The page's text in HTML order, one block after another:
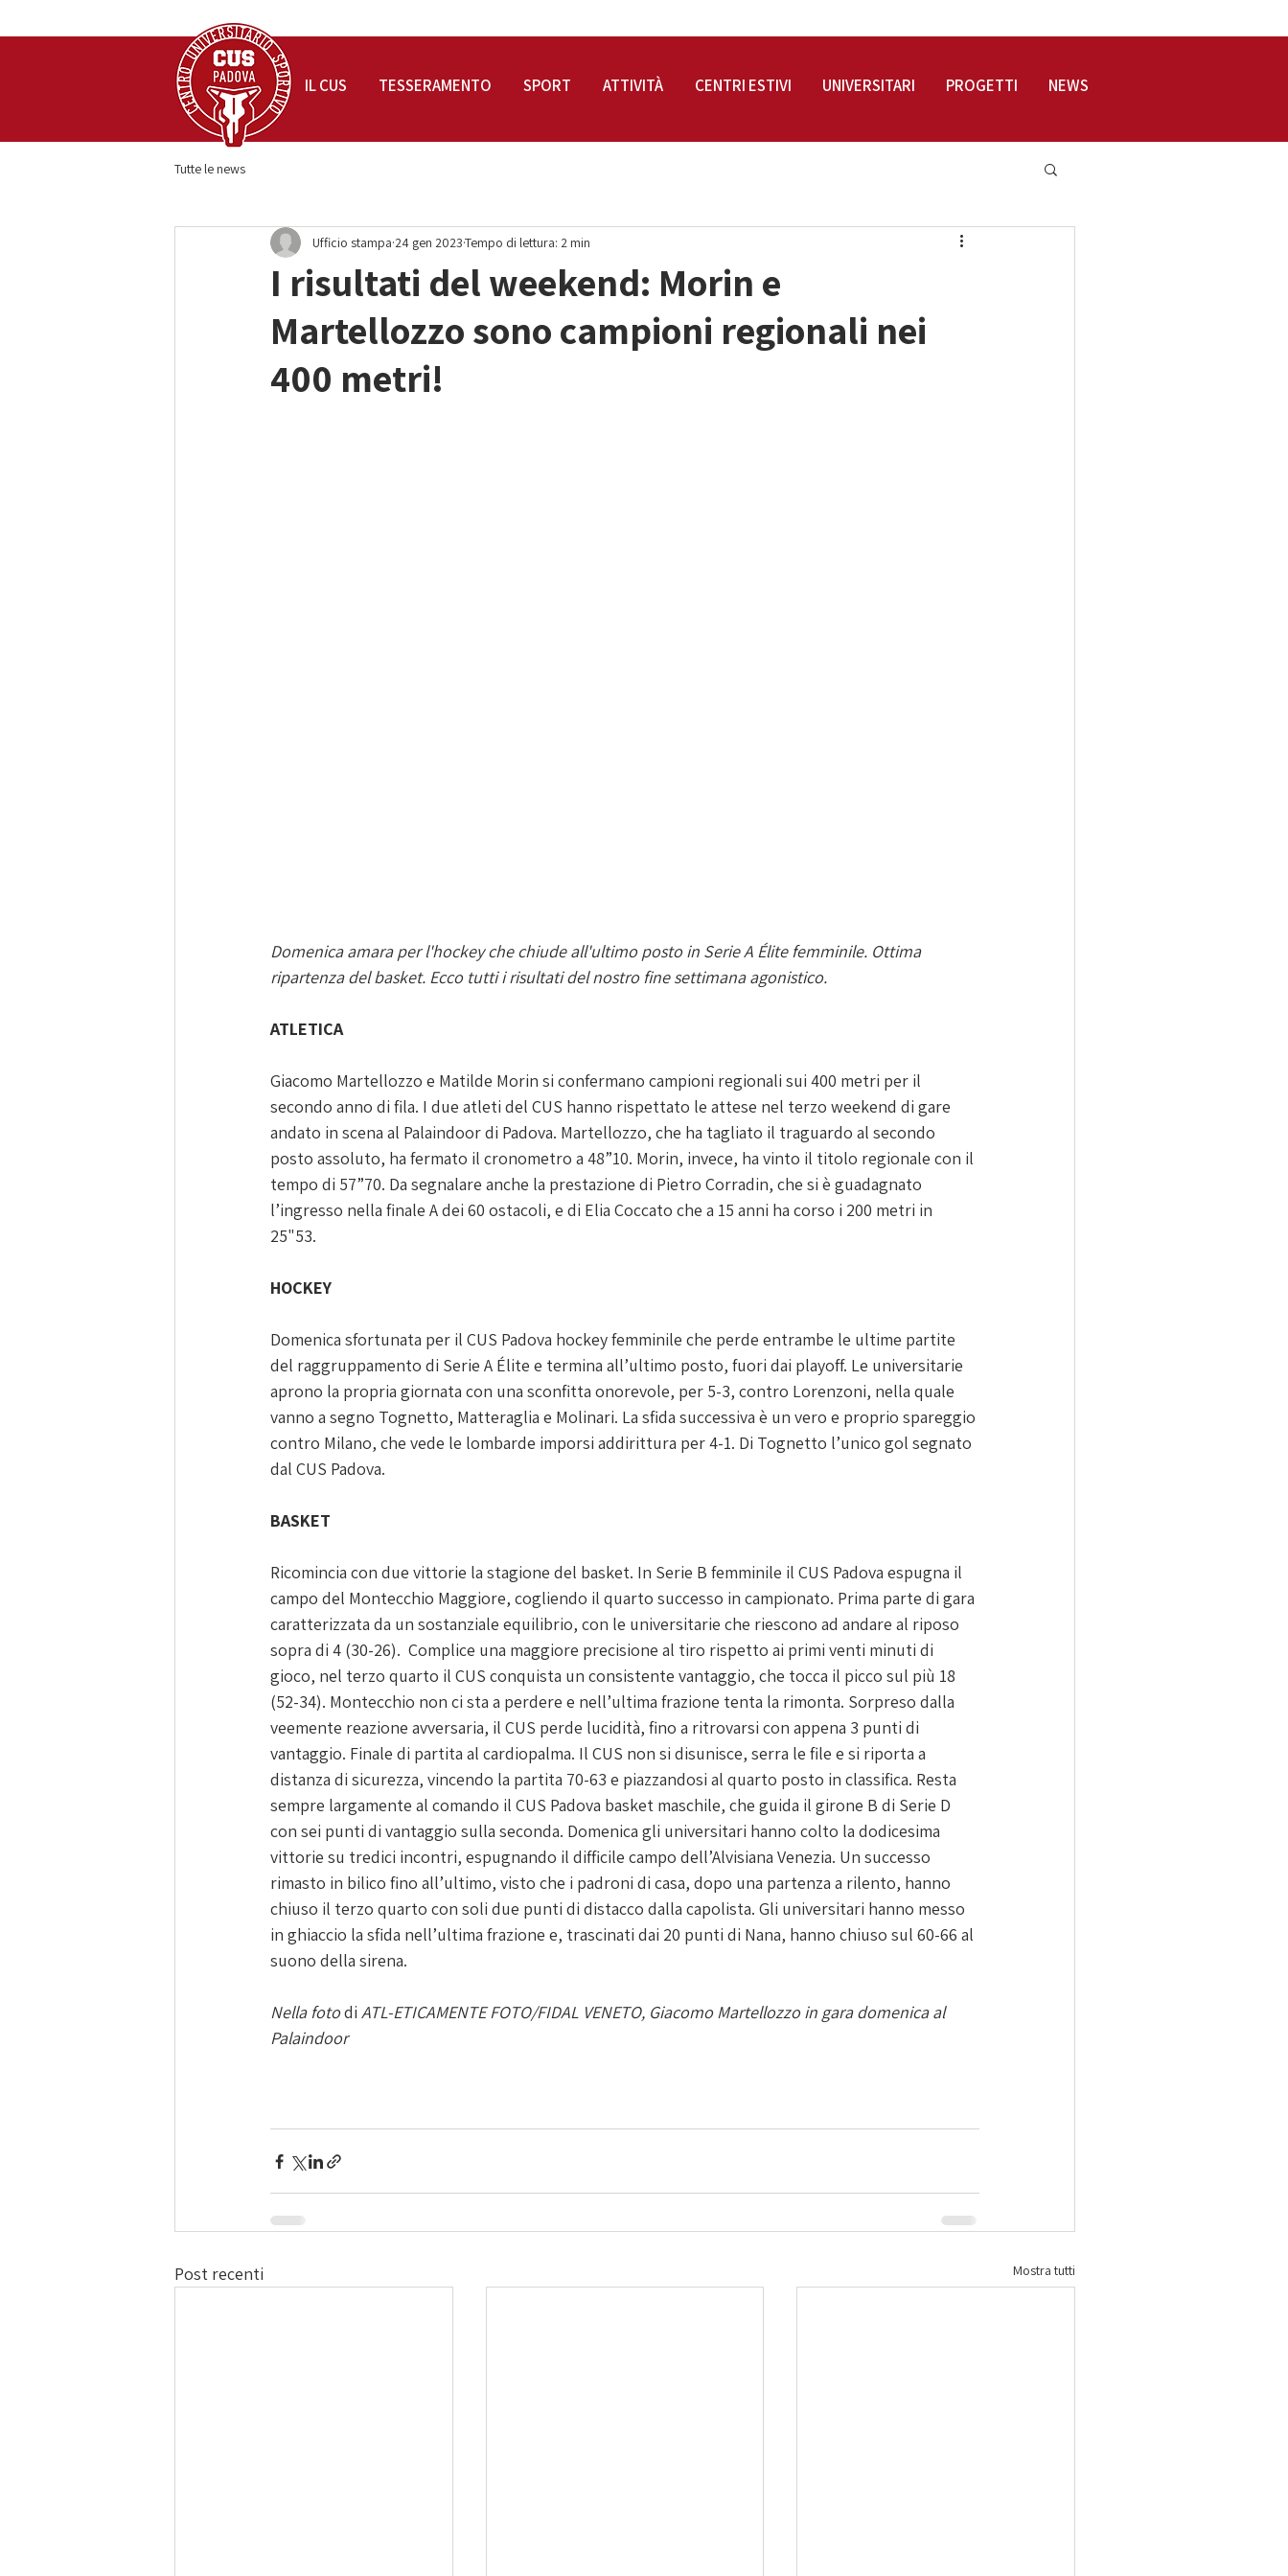
Tutte le news
I risultati del weekend: Morin e
Martellozzo sono campioni regionali nei
400 metri!
Ufficio stampa 24 gen 2023Tempo di lettura: 2 min
Domenica amara per l'hockey che chiude all'ultimo posto in Serie A Élite femminile. Ottima
ripartenza del basket. Ecco tutti i risultati del nostro fine settimana agonistico.
ATLETICA
Giacomo Martellozzo e Matilde Morin si confermano campioni regionali sui 400 metri per il
secondo anno di fila. I due atleti del CUS hanno rispettato le attese nel terzo weekend di gare
andato in scena al Palaindoor di Padova. Martellozzo, che ha tagliato il traguardo al secondo
posto assoluto, ha fermato il cronometro a 48”10. Morin, invece, ha vinto il titolo regionale con il
tempo di 57”70. Da segnalare anche la prestazione di Pietro Corradin, che si è guadagnato
l’ingresso nella finale A dei 60 ostacoli, e di Elia Coccato che a 15 anni ha corso i 200 metri in
25"53.
HOCKEY
Domenica sfortunata per il CUS Padova hockey femminile che perde entrambe le ultime partite
del raggruppamento di Serie A Élite e termina all’ultimo posto, fuori dai playoff. Le universitarie
aprono la propria giornata con una sconfitta onorevole, per 5-3, contro Lorenzoni, nella quale
vanno a segno Tognetto, Matteraglia e Molinari. La sfida successiva è un vero e proprio spareggio
contro Milano, che vede le lombarde imporsi addirittura per 4-1. Di Tognetto l’unico gol segnato
dal CUS Padova.
BASKET
Ricomincia con due vittorie la stagione del basket. In Serie B femminile il CUS Padova espugna il
campo del Montecchio Maggiore, cogliendo il quarto successo in campionato. Prima parte di gara
caratterizzata da un sostanziale equilibrio, con le universitarie che riescono ad andare al riposo
sopra di 4 (30-26).  Complice una maggiore precisione al tiro rispetto ai primi venti minuti di
gioco, nel terzo quarto il CUS conquista un consistente vantaggio, che tocca il picco sul più 18
(52-34). Montecchio non ci sta a perdere e nell’ultima frazione tenta la rimonta. Sorpreso dalla
veemente reazione avversaria, il CUS perde lucidità, fino a ritrovarsi con appena 3 punti di
vantaggio. Finale di partita al cardiopalma. Il CUS non si disunisce, serra le file e si riporta a
distanza di sicurezza, vincendo la partita 70-63 e piazzandosi al quarto posto in classifica. Resta
sempre largamente al comando il CUS Padova basket maschile, che guida il girone B di Serie D
con sei punti di vantaggio sulla seconda. Domenica gli universitari hanno colto la dodicesima
vittorie su tredici incontri, espugnando il difficile campo dell’Alvisiana Venezia. Un successo
rimasto in bilico fino all’ultimo, visto che i padroni di casa, dopo una partenza a rilento, hanno
chiuso il terzo quarto con soli due punti di distacco dalla capolista. Gli universitari hanno messo
in ghiaccio la sfida nell’ultima frazione e, trascinati dai 20 punti di Nana, hanno chiuso sul 60-66 al
suono della sirena.
Nella foto di ATL-ETICAMENTE FOTO/FIDAL VENETO, Giacomo Martellozzo in gara domenica al
Palaindoor
Post recenti Mostra tutti
IL CUS TESSERAMENTO SPORT ATTIVITÀ CENTRI ESTIVI UNIVERSITARI PROGETTI NEWS